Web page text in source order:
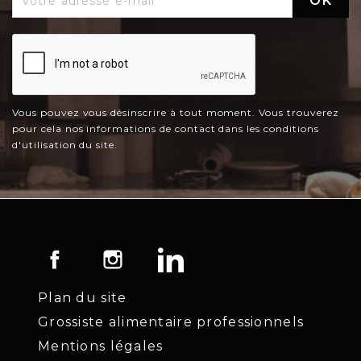
Vous pouvez vous désinscrire à tout moment. Vous trouverez
pour cela nos informations de contact dans les conditions
d'utilisation du site.
Facebook Instagram
Plan du site
Grossiste alimentaire professionnels
Mentions légales